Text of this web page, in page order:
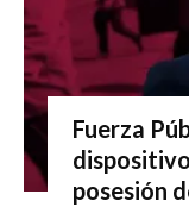
Fuerza
posesión